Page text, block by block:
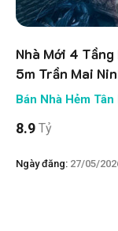
Nhà Mới 4
5m Trần Mai
Bán Nhà Hẻm Tân
8.9 Tỷ
Ngày đăng: 27/05/